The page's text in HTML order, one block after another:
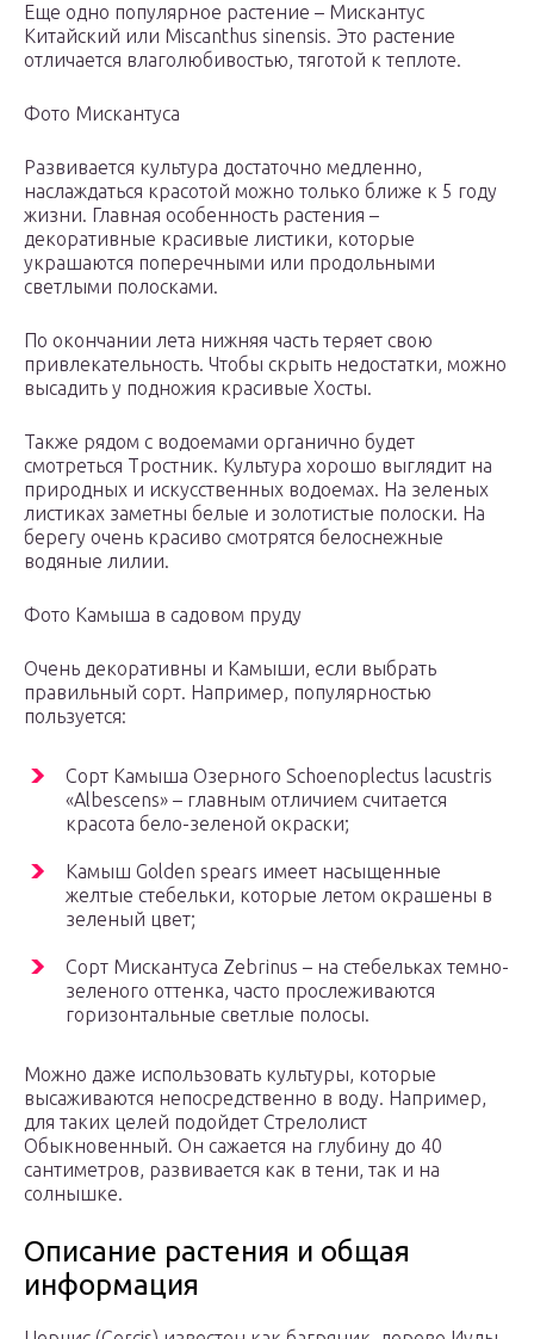
Еще одно популярное растение – Мискантус
Китайский или Miscanthus sinensis. Это растение
отличается влаголюбивостью, тяготой к теплоте.
Фото Мискантуса
Развивается культура достаточно медленно,
наслаждаться красотой можно только ближе к 5 году
жизни. Главная особенность растения –
декоративные красивые листики, которые
украшаются поперечными или продольными
светлыми полосками.
По окончании лета нижняя часть теряет свою
привлекательность. Чтобы скрыть недостатки, можно
высадить у подножия красивые Хосты.
Также рядом с водоемами органично будет
смотреться Тростник. Культура хорошо выглядит на
природных и искусственных водоемах. На зеленых
листиках заметны белые и золотистые полоски. На
берегу очень красиво смотрятся белоснежные
водяные лилии.
Фото Камыша в садовом пруду
Очень декоративны и Камыши, если выбрать
правильный сорт. Например, популярностью
пользуется:
Сорт Камыша Озерного Schoenoplectus lacustris
«Albescens» – главным отличием считается
красота бело-зеленой окраски;
Камыш Golden spears имеет насыщенные
желтые стебельки, которые летом окрашены в
зеленый цвет;
Сорт Мискантуса Zebrinus – на стебельках темно-
зеленого оттенка, часто прослеживаются
горизонтальные светлые полосы.
Можно даже использовать культуры, которые
высаживаются непосредственно в воду. Например,
для таких целей подойдет Стрелолист
Обыкновенный. Он сажается на глубину до 40
сантиметров, развивается как в тени, так и на
солнышке.
Описание растения и общая
информация